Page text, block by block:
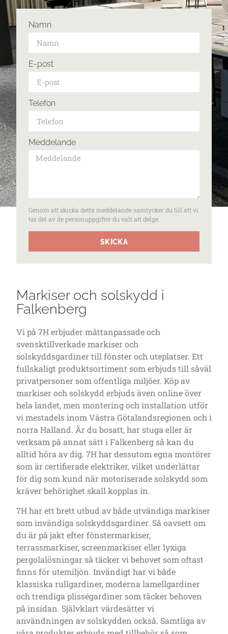
Namn
E-post
Telefon
Meddelande
Genom att skicka detta meddelande samtycker du till att vi
tar del av de personuppgifter du valt att delge.
SKICKA
Markiser och solskydd i
Falkenberg
Vi på 7H erbjuder måttanpassade och
svensktillverkade markiser och
solskyddsgardiner till fönster och uteplatser. Ett
fullskaligt produktsortiment som erbjuds till såväl
privatpersoner som offentliga miljöer. Köp av
markiser och solskydd erbjuds även online över
hela landet, men montering och installation utför
vi mestadels inom Västra Götalandsregionen och i
norra Halland. Är du bosatt, har stuga eller är
verksam på annat sätt i Falkenberg så kan du
alltid höra av dig. 7H har dessutom egna montörer
som är certifierade elektriker, vilket underlättar
för dig som kund när motoriserade solskydd som
kräver behörighet skall kopplas in.
7H har ett brett utbud av både utvändiga markiser
som invändiga solskyddsgardiner. Så oavsett om
du är på jakt efter fönstermarkiser,
terrassmarkiser, screenmarkiser eller lyxiga
pergolalösningar så täcker vi behovet som oftast
finns för utemiljön. Invändigt har vi både
klassiska rullgardiner, moderna lamellgardiner
och trendiga plisségardiner som täcker behoven
på insidan. Självklart värdesätter vi
användningen av solskydden också. Samtliga av